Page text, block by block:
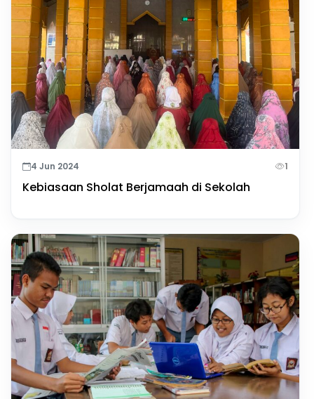
4 Jun 2024 1
Kebiasaan Sholat Berjamaah di Sekolah